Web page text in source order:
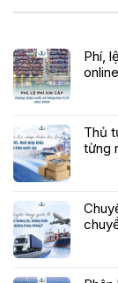
Phí,
online
Thủ
từng